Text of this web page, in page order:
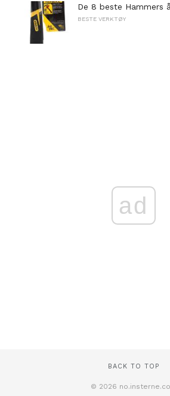
De 8 beste Hammers
BESTE VERKTØY
ad
BACK TO TOP
© 2026